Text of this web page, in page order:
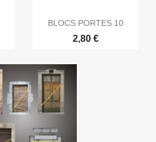
BLOCS PORTES 10
2,80 €